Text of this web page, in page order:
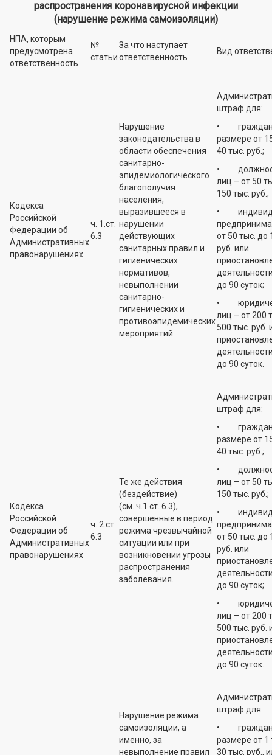
распространения коронавирусной инфекции
(нарушение режима самоизоляции)
НПА, которым
предусмотрена
ответственность
№
статьи
За что наступает
ответственность
Вид
Кодекса
Российской
Федерации об
Административных
правонарушениях
ч. 1.ст.
6.3
Нарушение
законодательства в
области обеспечения
санитарно-
эпидемиологического
благополучия
населения,
выразившееся в
нарушении
действующих
санитарных правил и
гигиенических
нормативов,
невыполнении
санитарно-
гигиенических и
противоэпидемических
мероприятий.
штраф для:
• граждан
размере от
40 тыс. руб.;
•
лиц – от 50
150 тыс. руб.;
•
от 50 тыс. до
руб. или
до 90 суток;
•
лиц – от 200
500 тыс. руб.
до 90 суток.
Кодекса
Российской
Федерации об
Административных
правонарушениях
ч. 2.ст.
6.3
Те же действия
(бездействие)
(см. ч.1 ст. 6.3),
совершенные в период
режима чрезвычайной
ситуации или при
возникновении угрозы
распространения
заболевания.
штраф для:
• граждан
размере от
40 тыс. руб.;
•
лиц – от 50
150 тыс. руб.;
•
от 50 тыс. до
руб. или
до 90 суток;
•
лиц – от 200
500 тыс. руб.
до 90 суток.
Нарушение режима
самоизоляции, а
именно, за
невыполнение правил
штраф для:
• граждан
размере от 1
30 тыс. руб.,